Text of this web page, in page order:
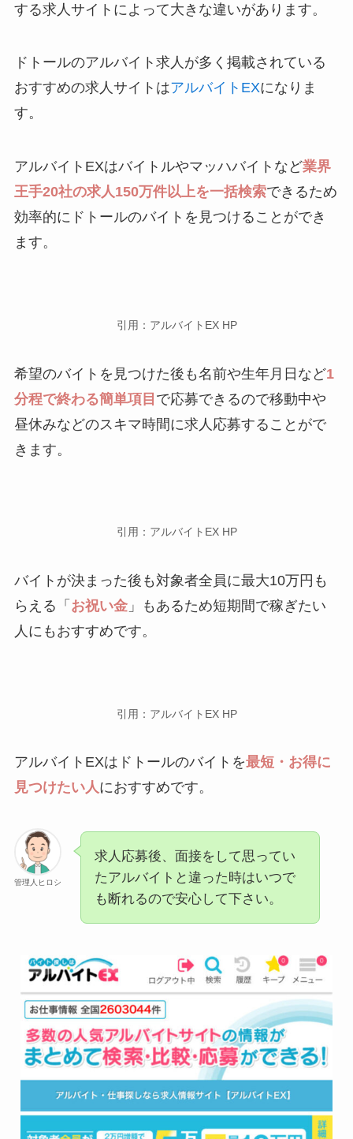
する求人サイトによって大きな違いがあります。
ドトールのアルバイト求人が多く掲載されている
おすすめの求人サイトはアルバイトEXになりま
す。
アルバイトEXはバイトルやマッハバイトなど業界
王手20社の求人150万件以上を一括検索できるため
効率的にドトールのバイトを見つけることができ
ます。
引用：アルバイトEX HP
希望のバイトを見つけた後も名前や生年月日など1
分程で終わる簡単項目 で応募できるので移動中や
昼休みなどのスキマ時間に求人応募することがで
きます。
引用：アルバイトEX HP
バイトが決まった後も対象者全員に最大10万円も
らえる「 お祝い金」もあるため短期間で稼ぎたい
人にもおすすめです。
引用：アルバイトEX HP
アルバイトEXはドトールのバイトを最短・お得に
見つけたい人におすすめです。
管理人ヒロシ
求人応募後、面接をして思ってい
たアルバイトと違った時はいつで
も断れるので安心して下さい。